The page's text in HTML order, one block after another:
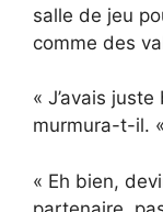
salle de jeu
comme des
« J’avais juste
murmura-t-il.
« Eh bien,